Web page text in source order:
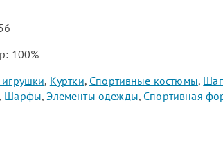
100%
, Куртки, Спортивные костюмы,
, Шарфы,Элементы одежды, Спортивная